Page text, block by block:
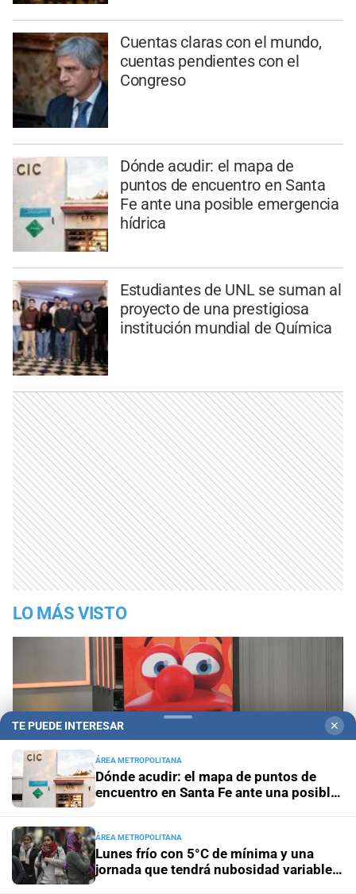
Cuentas claras con el mundo,
cuentas pendientes con el
Congreso
Dónde acudir: el mapa de
puntos de encuentro en Santa
Fe ante una posible emergencia
hídrica
Estudiantes de UNL se suman al
proyecto de una prestigiosa
institución mundial de Química
LO MÁS VISTO
1 Quini 6: estos son los números ganadores
TE PUEDE INTERESAR ✕
ÁREA METROPOLITANA
Dónde acudir: el mapa de puntos de
encuentro en Santa Fe ante una posible
ÁREA METROPOLITANA
Lunes frío con 5°C de mínima y una
jornada que tendrá nubosidad variable